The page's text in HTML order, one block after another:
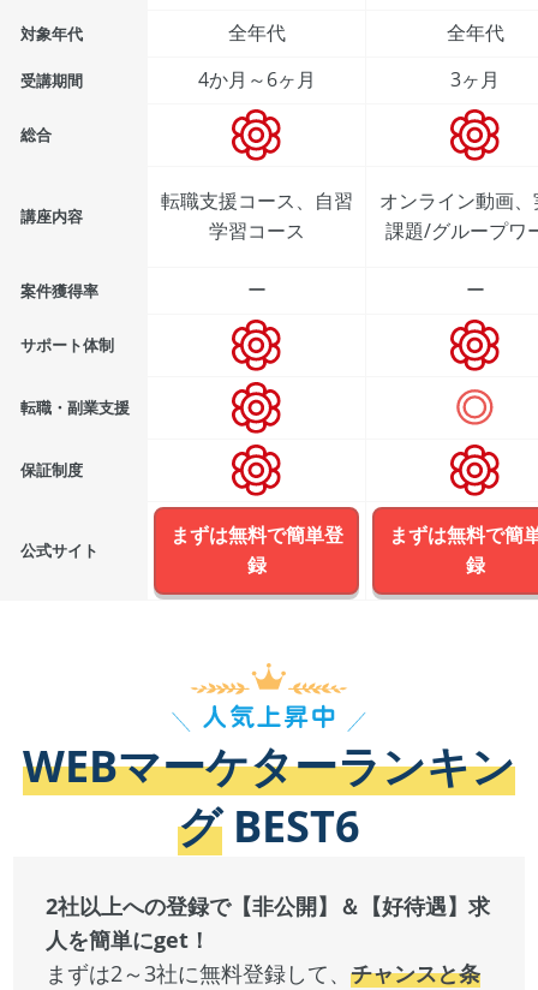
対象年代 全年代 全年代
受講期間 4か月～6ヶ月 3ヶ月
総合
講座内容
転職支援コース、自習
学習コース
オンライン動画、
課題/グループワ
案件獲得率 ー ー
サポート体制
転職・副業支援
保証制度
公式サイト
まずは無料で簡単登
録
まずは無料で簡
録
WEBマーケターランキン
グ BEST6
2社以上への登録で【非公開】＆【好待遇】求
人を簡単にget！
まずは2～3社に無料登録して、チャンスと条